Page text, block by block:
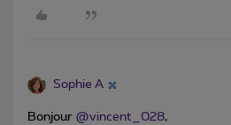
Sophie A
Bonjour @vincent_028,